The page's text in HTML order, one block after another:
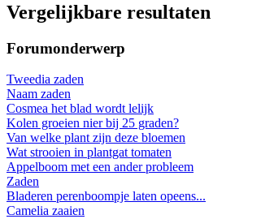
Vergelijkbare resultaten
Forumonderwerp
Tweedia zaden
Naam zaden
Cosmea het blad wordt lelijk
Kolen groeien nier bij 25 graden?
Van welke plant zijn deze bloemen
Wat strooien in plantgat tomaten
Appelboom met een ander probleem
Zaden
Bladeren perenboompje laten opeens...
Camelia zaaien